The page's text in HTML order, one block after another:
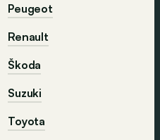
Peugeot
Renault
Škoda
Suzuki
Toyota